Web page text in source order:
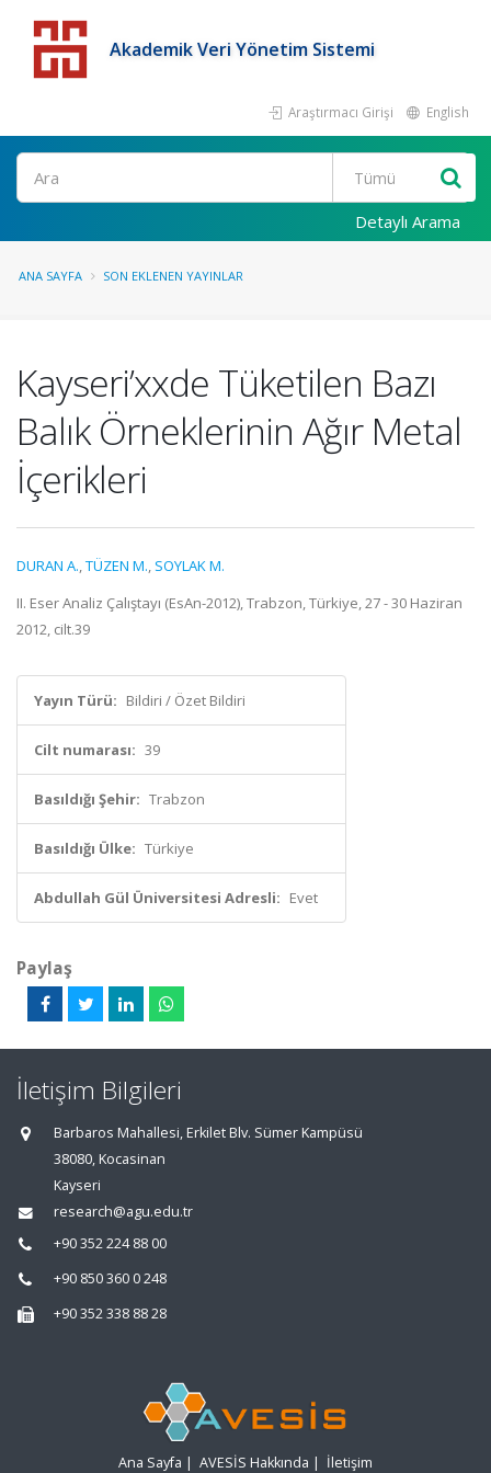
Akademik Veri Yönetim Sistemi
Araştırmacı Girişi English
Detaylı Arama
ANA SAYFA SON EKLENEN YAYINLAR
Kayseri’xxde Tüketilen Bazı
Balık Örneklerinin Ağır Metal
İçerikleri
DURAN A.,TÜZEN M., SOYLAK M.
II. Eser Analiz Çalıştayı (EsAn-2012), Trabzon, Türkiye, 27 - 30 Haziran
2012, cilt.39
Yayın Türü: Bildiri / Özet Bildiri
Cilt numarası: 39
Basıldığı Şehir: Trabzon
Basıldığı Ülke: Türkiye
Abdullah Gül Üniversitesi Adresli: Evet
Paylaş
İletişim Bilgileri
Barbaros Mahallesi, Erkilet Blv. Sümer Kampüsü
38080, Kocasinan
Kayseri
research@agu.edu.tr
+90 352 224 88 00
+90 850 360 0 248
+90 352 338 88 28
Ana Sayfa | AVESİS Hakkında | İletişim